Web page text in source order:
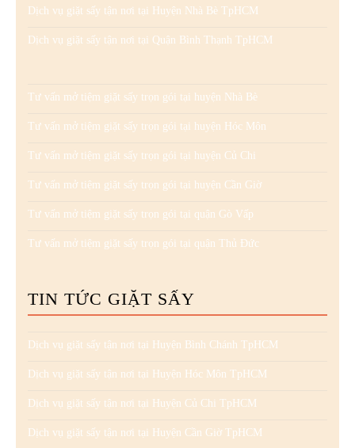
Dịch vụ giặt sấy tận nơi tại Huyện Nhà Bè TpHCM
Dịch vụ giặt sấy tận nơi tại Quận Bình Thạnh TpHCM
Tư vấn mở tiệm giặt sấy trọn gói tại huyện Nhà Bè
Tư vấn mở tiệm giặt sấy trọn gói tại huyện Hóc Môn
Tư vấn mở tiệm giặt sấy trọn gói tại huyện Củ Chi
Tư vấn mở tiệm giặt sấy trọn gói tại huyện Cần Giờ
Tư vấn mở tiệm giặt sấy trọn gói tại quận Gò Vấp
Tư vấn mở tiệm giặt sấy trọn gói tại quận Thủ Đức
TIN TỨC GIẶT SẤY
Dịch vụ giặt sấy tận nơi tại Huyện Bình Chánh TpHCM
Dịch vụ giặt sấy tận nơi tại Huyện Hóc Môn TpHCM
Dịch vụ giặt sấy tận nơi tại Huyện Củ Chi TpHCM
Dịch vụ giặt sấy tận nơi tại Huyện Cần Giờ TpHCM